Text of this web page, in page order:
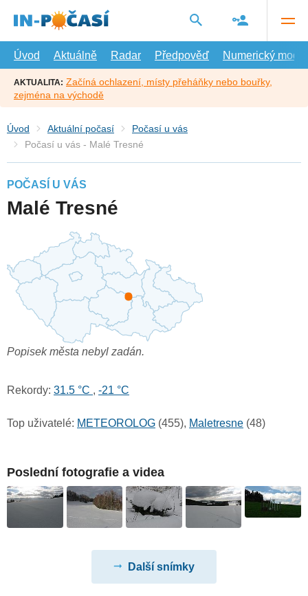
hlavní
Úvod
Aktuálně Radar Předpověď Numerický model
AKTUALITA: Začíná ochlazení, místy přeháňky nebo bouřky,
zejména na východě
Úvod Aktuální počasí
Počasí u vás
Počasí u vás - Malé Tresné
POČASÍ U VÁS
Malé Tresné
Popisek města nebyl zadán.
Rekordy: 31.5 °C , -21 °C
Top uživatelé: METEOROLOG (455), Maletresne (48)
Poslední fotografie a videa
Další snímky